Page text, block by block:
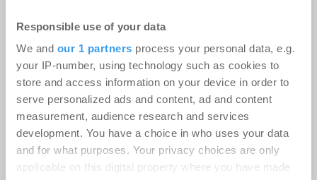
Responsible use of your data
We and our 1 partners process your personal data, e.g.
your IP-number, using technology such as cookies to
store and access information on your device in order to
serve personalized ads and content, ad and content
measurement, audience research and services
development. You have a choice in who uses your data
and for what purposes. Your privacy choices are only
applicable on this digital property where you have made
Aus Bürofläche wird Kita: aktives
Asset Management in der Macherei
München
Healthcare / Pflege | Projekte-24.07.2026
Der gemeinnützige Träger hippo campus eröffnet
die erste Kita des Quartiers. ACCUMULATA denkt
Asset Management vom Alltag der ...